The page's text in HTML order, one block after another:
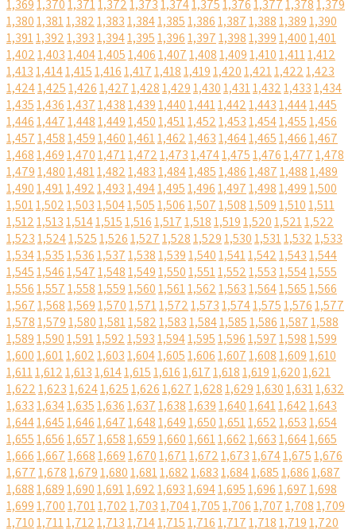
1,3691,3701,3711,3721,3731,3741,3751,3761,3771,3781,379
1,3801,3811,3821,3831,3841,3851,3861,3871,3881,3891,390
1,3911,3921,3931,3941,3951,3961,3971,3981,3991,4001,401
1,4021,4031,4041,4051,4061,4071,4081,4091,4101,4111,412
1,4131,4141,4151,4161,4171,4181,4191,4201,4211,4221,423
1,4241,4251,4261,4271,4281,4291,4301,4311,4321,4331,434
1,4351,4361,4371,4381,4391,4401,4411,4421,4431,4441,445
1,4461,4471,4481,4491,4501,4511,4521,4531,4541,4551,456
1,4571,4581,4591,4601,4611,4621,4631,4641,4651,4661,467
1,4681,4691,4701,4711,4721,4731,4741,4751,4761,4771,478
1,4791,4801,4811,4821,4831,4841,4851,4861,4871,4881,489
1,4901,4911,4921,4931,4941,4951,4961,4971,4981,4991,500
1,5011,5021,5031,5041,5051,5061,5071,5081,5091,5101,511
1,5121,5131,5141,5151,5161,5171,5181,5191,5201,5211,522
1,5231,5241,5251,5261,5271,5281,5291,5301,5311,5321,533
1,5341,5351,5361,5371,5381,5391,5401,5411,5421,5431,544
1,5451,5461,5471,5481,5491,5501,5511,5521,5531,5541,555
1,5561,5571,5581,5591,5601,5611,5621,5631,5641,5651,566
1,5671,5681,5691,5701,5711,5721,5731,5741,5751,5761,577
1,5781,5791,5801,5811,5821,5831,5841,5851,5861,5871,588
1,5891,5901,5911,5921,5931,5941,5951,5961,5971,5981,599
1,6001,6011,6021,6031,6041,6051,6061,6071,6081,6091,610
1,6111,6121,6131,6141,6151,6161,6171,6181,6191,6201,621
1,6221,6231,6241,6251,6261,6271,6281,6291,6301,6311,632
1,6331,6341,6351,6361,6371,6381,6391,6401,6411,6421,643
1,6441,6451,6461,6471,6481,6491,6501,6511,6521,6531,654
1,6551,6561,6571,6581,6591,6601,6611,6621,6631,6641,665
1,6661,6671,6681,6691,6701,6711,6721,6731,6741,6751,676
1,6771,6781,6791,6801,6811,6821,6831,6841,6851,6861,687
1,6881,6891,6901,6911,6921,6931,6941,6951,6961,6971,698
1,6991,7001,7011,7021,7031,7041,7051,7061,7071,7081,709
1,7101,7111,7121,7131,7141,7151,7161,7171,7181,7191,720